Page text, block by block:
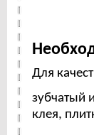
Для
зубчатый
клея,